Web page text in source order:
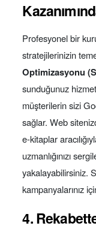
Profesyonel bir
stratejilerinizin
Optimizasyonu
sunduğunuz
müşterilerin sizi
sağlar. Web
e-kitaplar
uzmanlığınızı
yakalayabilirsiniz.
kampanyalarınız
4.